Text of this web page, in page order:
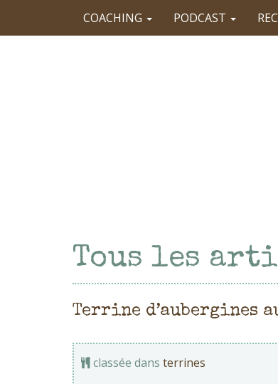
COACHING PODCAST
Tous les
Terrine d’aubergines
classée dans terrines